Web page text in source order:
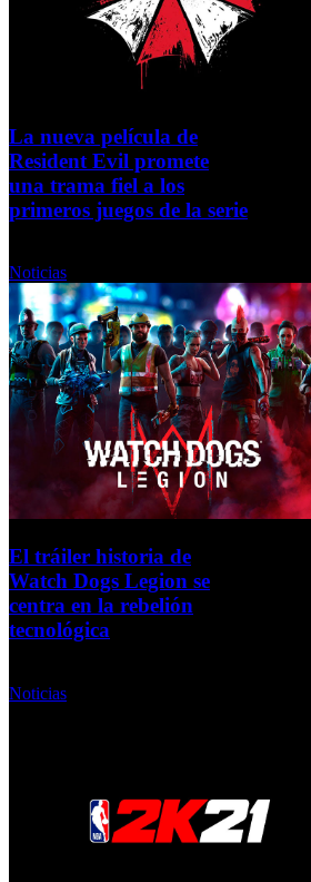
La nueva película de
Resident Evil promete
una trama fiel a los
primeros juegos de la serie
Noticias
El tráiler historia de
Watch Dogs Legion se
centra en la rebelión
tecnológica
Noticias